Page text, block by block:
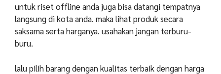
untuk riset offline anda juga bisa datangi tempatnya
langsung di kota anda. maka lihat produk secara
saksama serta harganya. usahakan jangan terburu-
buru.
lalu pilih barang dengan kualitas terbaik dengan harga